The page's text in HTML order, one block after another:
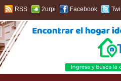
RSS 2urpi Facebook